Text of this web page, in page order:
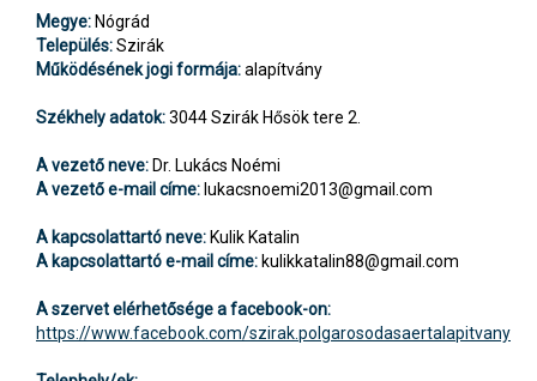
Megye: Nógrád
Település:Szirák
Működésének jogi formája:alapítvány
Székhely adatok:3044 Szirák Hősök tere 2.
A vezető neve: Dr. Lukács Noémi
A vezető e-mail címe: lukacsnoemi2013@gmail.com
A kapcsolattartó neve: Kulik Katalin
A kapcsolattartó e-mail címe: kulikkatalin88@gmail.com
A szervet elérhetősége a facebook-on:
https://www.facebook.com/szirak.polgarosodasaertalapitvany